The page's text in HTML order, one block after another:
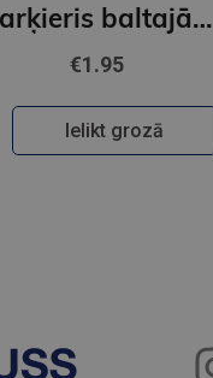
Marķieris baltajām tāfelēm STABILO PLAN | Zaļš GNP
€1.95
Ielikt grozā